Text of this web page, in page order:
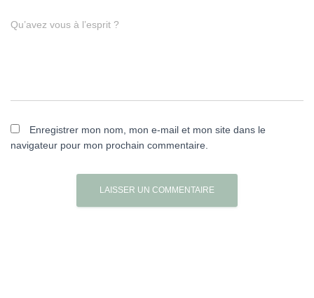
Qu’avez vous à l’esprit ?
Enregistrer mon nom, mon e-mail et mon site dans le
navigateur pour mon prochain commentaire.